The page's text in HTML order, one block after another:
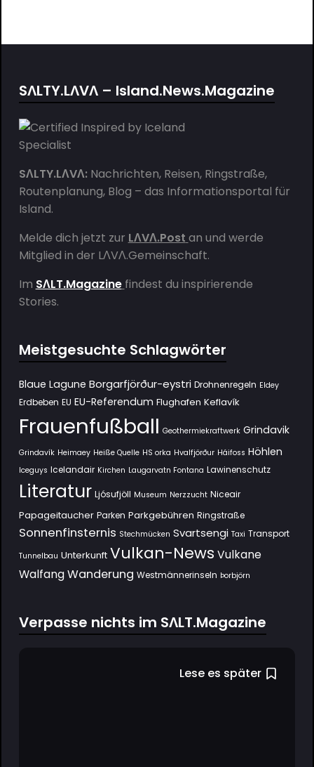
SΛLTY.LΛVΛ – Island.News.Magazine
SΛLTY.LΛVΛ:Nachrichten, Reisen, Ringstraße,
Routenplanung, Blog – das Informationsportal für
Island.
Melde dich jetzt zur LΛVΛ.Post an und werde
Mitglied in der LΛVΛ.Gemeinschaft.
Im SΛLT.Magazine findest du inspirierende
Stories.
Meistgesuchte Schlagwörter
Blaue Lagune Borgarfjörður-eystri Drohnenregeln Eldey
Erdbeben EU EU-Referendum Flughafen Keflavík
Frauenfußball Geothermiekraftwerk Grindavik
Grindavík Heimaey Heiße Quelle HS orka Hvalfjörður Háifoss Höhlen
Iceguys Icelandair Kirchen Laugarvatn Fontana Lawinenschutz
Literatur Ljósufjöll Museum Nerzzucht Niceair
Papageitaucher Parken Parkgebühren Ringstraße
Sonnenfinsternis Stechmücken Svartsengi Taxi Transport
Tunnelbau Unterkunft Vulkan-News Vulkane
Walfang Wanderung Westmännerinseln Þorbjörn
Verpasse nichts im SΛLT.Magazine
Lese es später